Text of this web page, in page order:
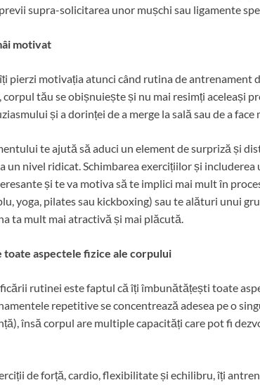
supra-solicitarea unor mușchi sau ligamente
motivat
pierzi motivația atunci când rutina de antrenament
corpul tău se obișnuiește și nu mai resimți aceleași
și a dorinței de a merge la sală sau de a face
te ajută să aduci un element de surpriză și
un nivel ridicat. Schimbarea exercițiilor și
și te va motiva să te implici mai mult în
yoga, pilates sau kickboxing) sau te alături unui
ta mult mai atractivă și mai plăcută.
aspectele fizice ale corpului
rutinei este faptul că îți îmbunătățești toate
repetitive se concentrează adesea pe o
însă corpul are multiple capacități care pot fi
de forță, cardio, flexibilitate și echilibru, îți